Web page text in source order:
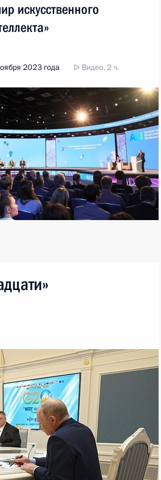
искусственного
2023 года Видео, 2 ч.